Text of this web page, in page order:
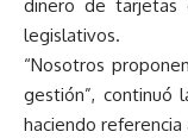
dinero de tarjetas
legislativos.
“Nosotros
gestión”, continuó
haciendo referencia